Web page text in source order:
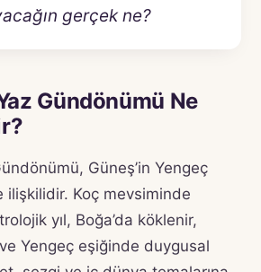
gerçek ne?
Gündönümü Ne
Güneş’in Yengeç
ilişkilidir. Koç mevsiminde
yıl, Boğa’da köklenir,
Yengeç eşiğinde duygusal